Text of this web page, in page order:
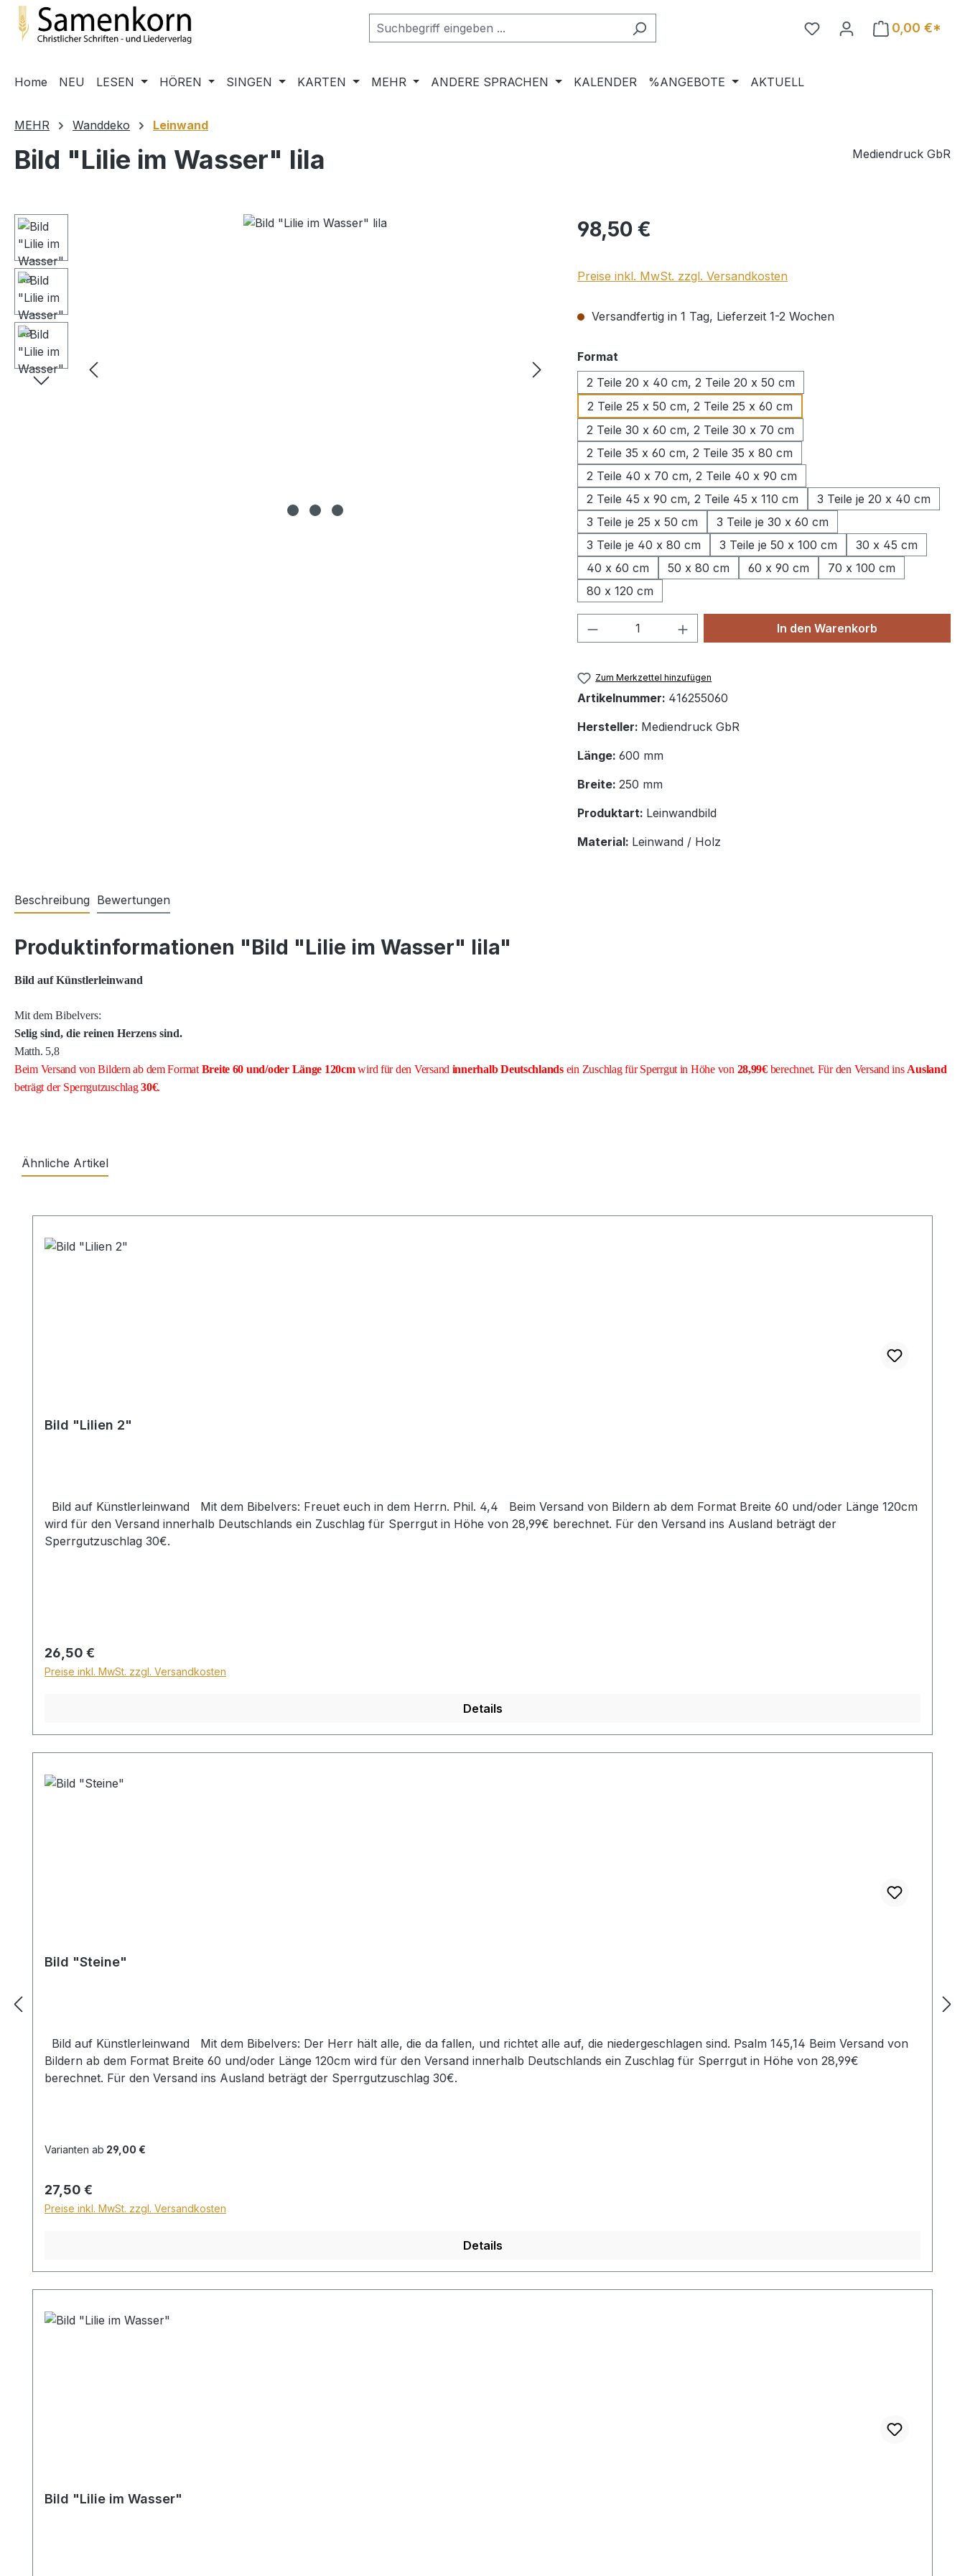
Hauptinhalt springen
Zur Suche springen
Zur Hauptnavigation springen
0,00 €*
Home NEU LESEN HÖREN SINGEN KARTEN MEHR ANDERE SPRACHEN KALENDER %ANGEBOTE AKTUELL
MEHR Wanddeko Leinwand
Bild "Lilie im Wasser" lila Mediendruck GbR
Bildergalerie überspringen Regulärer Preis:
98,50 €
Preise inkl. MwSt. zzgl. Versandkosten
Versandfertig in 1 Tag, Lieferzeit 1-2 Wochen
Format
2 Teile 20 x 40 cm, 2 Teile 20 x 50 cm
2 Teile 25 x 50 cm, 2 Teile 25 x 60 cm
2 Teile 30 x 60 cm, 2 Teile 30 x 70 cm
2 Teile 35 x 60 cm, 2 Teile 35 x 80 cm
2 Teile 40 x 70 cm, 2 Teile 40 x 90 cm
2 Teile 45 x 90 cm, 2 Teile 45 x 110 cm
3 Teile je 20 x 40 cm
3 Teile je 25 x 50 cm
3 Teile je 30 x 60 cm
3 Teile je 40 x 80 cm
3 Teile je 50 x 100 cm
30 x 45 cm
40 x 60 cm
50 x 80 cm 60 x 90 cm
70 x 100 cm
80 x 120 cm
Produkt Anzahl: Gib den gewünschten Wert
In den Warenkorb
Zum Merkzettel hinzufügen
Artikelnummer: 416255060
Hersteller: Mediendruck GbR
Länge: 600 mm
Breite: 250 mm
Produktart: Leinwandbild
Material: Leinwand / Holz
Beschreibung Bewertungen
Produktinformationen "Bild "Lilie im Wasser" lila"
Bild auf Künstlerleinwand
Mit dem Bibelvers:
Selig sind, die reinen Herzens sind.
Matth. 5,8
Beim Versand von Bildern ab dem Format Breite 60 und/oder Länge 120cmwird für den Versand innerhalb Deutschlandsein Zuschlag für Sperrgut in Höhe von 28,99€berechnet. Für den Versand ins Ausland
beträgt der Sperrgutzuschlag30€.
Ähnliche Artikel
Bild "Lilien 2"
Bild auf Künstlerleinwand Mit dem Bibelvers: Freuet euch in dem Herrn. Phil. 4,4 Beim Versand von Bildern ab dem Format Breite 60 und/oder Länge 120cm
wird für den Versand innerhalb Deutschlands ein Zuschlag für Sperrgut in Höhe von 28,99€ berechnet. Für den Versand ins Ausland beträgt der
Sperrgutzuschlag 30€.
Regulärer Preis:
26,50 €
Preise inkl. MwSt. zzgl. Versandkosten
Details
Bild "Steine"
Bild auf Künstlerleinwand Mit dem Bibelvers: Der Herr hält alle, die da fallen, und richtet alle auf, die niedergeschlagen sind. Psalm 145,14 Beim Versand von
Bildern ab dem Format Breite 60 und/oder Länge 120cm wird für den Versand innerhalb Deutschlands ein Zuschlag für Sperrgut in Höhe von 28,99€
berechnet. Für den Versand ins Ausland beträgt der Sperrgutzuschlag 30€.
Varianten ab 29,00 €
Regulärer Preis:
27,50 €
Preise inkl. MwSt. zzgl. Versandkosten
Details
Bild "Lilie im Wasser"